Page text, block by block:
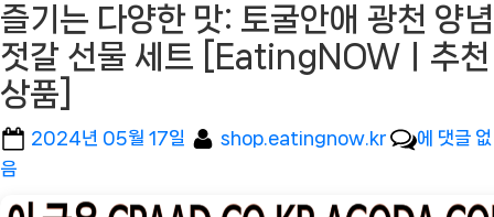
즐기는 다양한 맛: 토굴안애 광천 양념
젓갈 선물 세트 [EatingNOWㅣ추천
상품]
Posted
2024년 05월 17일 By
shop.eatingnow.kr
[잇
에 댓글 없
음